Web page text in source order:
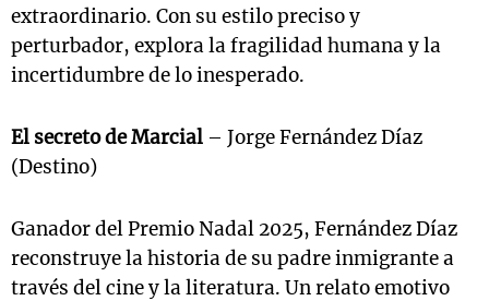
extraordinario. Con su estilo preciso y
perturbador, explora la fragilidad humana y la
incertidumbre de lo inesperado.
El secreto de Marcial – Jorge Fernández Díaz
(Destino)
Ganador del Premio Nadal 2025, Fernández Díaz
reconstruye la historia de su padre inmigrante a
través del cine y la literatura. Un relato emotivo